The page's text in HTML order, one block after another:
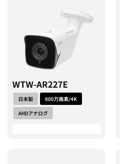
WTW-AR227E
日本製
800万画素/4K
AHDアナログ